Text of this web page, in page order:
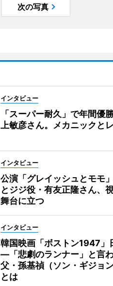
次の写真
インタビュー
「スーパー耐久」で年間優
上敏彦さん。メカニックと
インタビュー
公演「グレイッシュとモモ
とジジ役・有友正隆さん、
舞台に立つ
インタビュー
韓国映画「ボストン1947」
―「悲劇のランナー」と言
父・孫基禎（ソン・ギジョ
とは